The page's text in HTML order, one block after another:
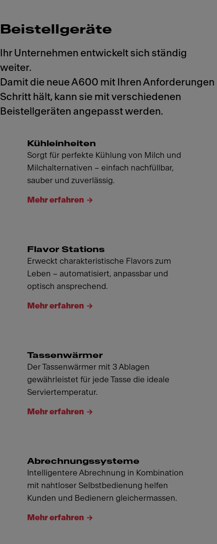
Beistellgeräte
Ihr Unternehmen entwickelt sich ständig
weiter.
Damit die neue A600 mit Ihren Anforderungen
Schritt hält, kann sie mit verschiedenen
Beistellgeräten angepasst werden.
Kühleinheiten
Sorgt für perfekte Kühlung von Milch und
Milchalternativen – einfach nachfüllbar,
sauber und zuverlässig.
Mehr erfahren
Flavor Stations
Erweckt charakteristische Flavors zum
Leben – automatisiert, anpassbar und
optisch ansprechend.
Mehr erfahren
Tassenwärmer
Der Tassenwärmer mit 3 Ablagen
gewährleistet für jede Tasse die ideale
Serviertemperatur.
Mehr erfahren
Abrechnungssysteme
Intelligentere Abrechnung in Kombination
mit nahtloser Selbstbedienung helfen
Kunden und Bedienern gleichermassen.
Mehr erfahren